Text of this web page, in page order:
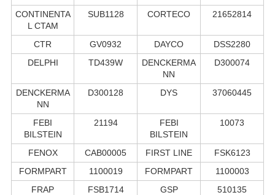
CONTINENTA
L CTAM
SUB1128 CORTECO 21652814
CTR GV0932 DAYCO
DSS2280
DELPHI
TD439W
DENCKERMA
NN
D300074
DENCKERMA
NN
D300128 DYS 37060445
FEBI
BILSTEIN
21194
FEBI
BILSTEIN
10073
FENOX CAB00005 FIRST LINE
FSK6123
FORMPART
1100019 FORMPART
1100003
FRAP
FSB1714 GSP
510135